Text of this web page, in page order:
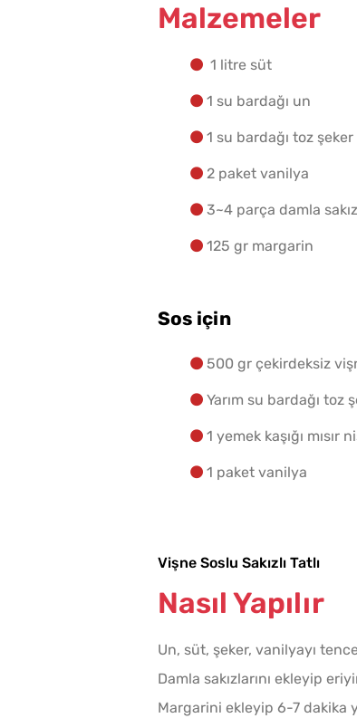
Malzemeler
1 litre süt
1 su bardağı un
1 su bardağı toz şeker
2 paket vanilya
3~4 parça damla
125 gr margarin
Sos için
500 gr çekirdeksiz
Yarım su bardağı toz
1 yemek kaşığı mısır
1 paket vanilya
Vişne Soslu Sakızlı Tatlı
Nasıl Yapılır
Un, süt, şeker, vanilyayı
Damla sakızlarını ekleyip
Margarini ekleyip 6-7 dakika